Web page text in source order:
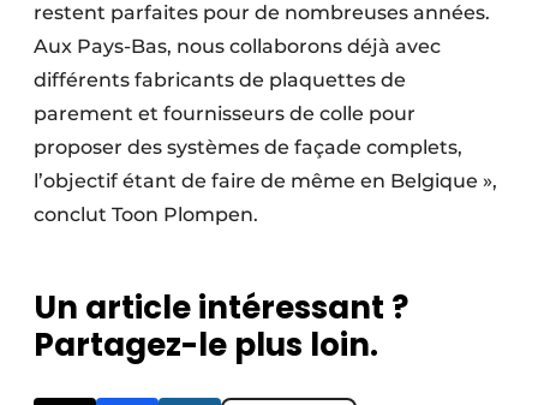
restent parfaites pour de nombreuses années.
Aux Pays-Bas, nous collaborons déjà avec
différents fabricants de plaquettes de
parement et fournisseurs de colle pour
proposer des systèmes de façade complets,
l’objectif étant de faire de même en Belgique »,
conclut Toon Plompen.
Un article intéressant ?
Partagez-le plus loin.